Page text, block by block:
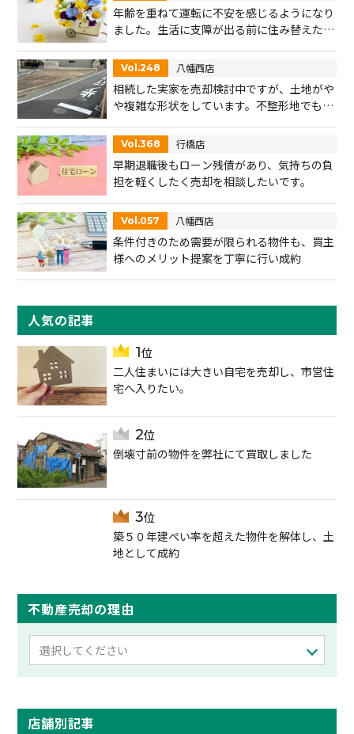
年齢を重ねて運転に不安を感じるようになり
ました。生活に支障が出る前に住み替えたい
しょうか？
Vol.248 八幡西店
相続した実家を売却検討中ですが、土地がや
や複雑な形状をしています。不整形地でも売
Vol.368 行橋店
早期退職後もローン残債があり、気持ちの負
担を軽くしたく売却を相談したいです。
Vol.057 八幡西店
条件付きのため需要が限られる物件も、買主
様へのメリット提案を丁寧に行い成約
人気の記事
二人住まいには大きい自宅を売却し、市営住
宅へ入りたい。
倒壊寸前の物件を弊社にて買取しました
築５０年建ぺい率を超えた物件を解体し、土
地として成約
不動産売却の理由
選択してください
店舗別記事